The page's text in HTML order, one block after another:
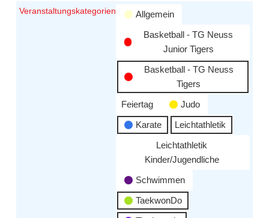
Veranstaltungskategorien
Allgemein
Basketball - TG Neuss
Junior Tigers
Basketball - TG Neuss
Tigers
Feiertag
Judo
Karate
Leichtathletik
Leichtathletik
Kinder/Jugendliche
Schwimmen
TaekwonDo